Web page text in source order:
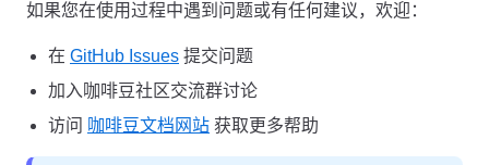
如果您在使用过程中遇到问题或有任何建议，欢迎：
在 GitHub Issues 提交问题
加入咖啡豆社区交流群讨论
访问 咖啡豆文档网站 获取更多帮助